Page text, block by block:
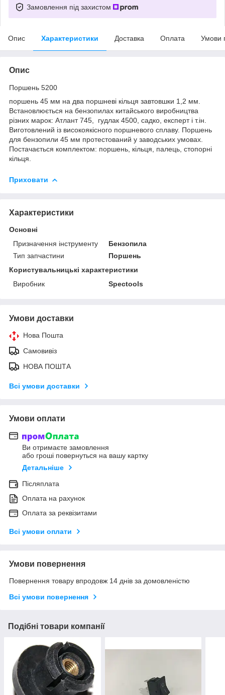
Замовлення під захистом
Опис Характеристики Доставка Оплата Умови
Опис
Поршень 5200
поршень 45 мм на два поршневі кільця завтовшки 1,2 мм.
Встановлюється на бензопилах китайського виробництва
різних марок: Атлант 745, гудлак 4500, садко, експерт і т.ін.
Виготовлений із високоякісного поршневого сплаву. Поршень
для бензопили 45 мм протестований у заводських умовах.
Постачається комплектом: поршень, кільця, палець, стопорні
кільця.
Приховати
Характеристики
Основні
Призначення інструменту
Бензопила
Тип запчастини
Поршень
Користувальницькі характеристики
Виробник
Spectools
Умови доставки
Нова Пошта
Самовивіз
НОВА ПОШТА
Всі умови доставки
Умови оплати
Ви отримаєте замовлення
або гроші повернуться на вашу картку
Детальніше
Післяплата
Оплата на рахунок
Оплата за реквізитами
Всі умови оплати
Умови повернення
Повернення товару впродовж 14 днів за домовленістю
Всі умови повернення
Подібні товари компанії